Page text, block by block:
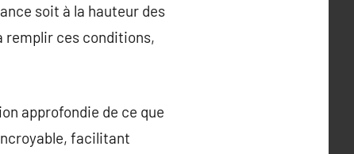
soit à la hauteur des
remplir ces conditions,
approfondie de ce que
facilitant